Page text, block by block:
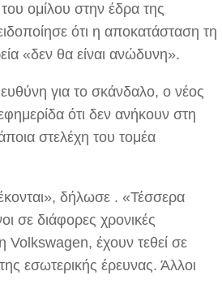
ομίλου στην έδρα της
ότι η αποκατάσταση τη
«δεν θα είναι ανώδυνη».
για το σκάνδαλο, ο νέος
ότι δεν ανήκουν στη
στελέχη του τομέα
δήλωσε . «Τέσσερα
σε διάφορες χρονικές
Volkswagen, έχουν τεθεί σε
εσωτερικής έρευνας. Άλλοι